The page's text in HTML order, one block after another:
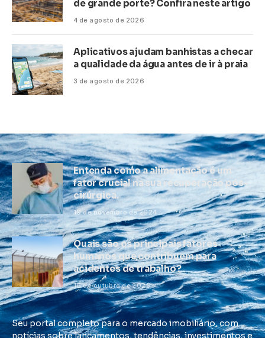
de grande porte? Confira neste artigo
4 de agosto de 2026
Aplicativos ajudam banhistas a checar
a qualidade da água antes de ir à praia
3 de agosto de 2026
Entenda como a alimentação é um
fator crucial na sua recuperação pós-
cirúrgica.
19 de novembro de 2024
Quais são os principais fatores
humanos que contribuem para
acidentes de trabalho?
16 de outubro de 2025
Seu portal completo para o mercado imobiliário, com
notícias sobre lançamentos, tendências, investimentos e